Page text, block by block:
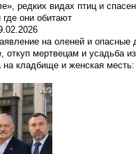
редких видах птиц и
где они обитают
на оленей и
откуп мертвецам и усадьба
кладбище и женская